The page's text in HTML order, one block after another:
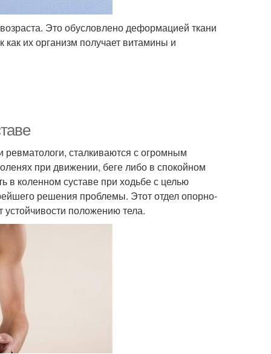
Это обусловлено деформацией ткани
их организм получает витамины и
ревматологи, сталкиваются с огромным
при движении, беге либо в спокойном
в коленном суставе при ходьбе с целью
решения проблемы. Этот отдел опорно-
устойчивости положению тела.